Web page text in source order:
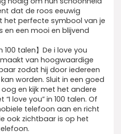
dat de roos eeuwig
perfecte symbool van je
en een mooi en blijvend
100 talen】De i love you
van hoogwaardige
zodat hij door iedereen
worden. Sluit in een goed
en kijk met het andere
love you” in 100 talen. Of
telefoon aan en richt
ook zichtbaar is op het